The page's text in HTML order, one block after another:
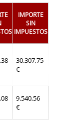
IMPORTE
SIN
IMPUESTOS
30.307,75
€
9.540,56
€